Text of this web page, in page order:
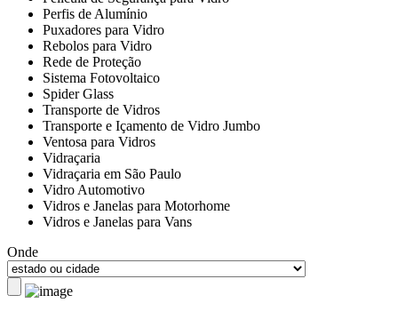
Perfis de Alumínio
Puxadores para Vidro
Rebolos para Vidro
Rede de Proteção
Sistema Fotovoltaico
Spider Glass
Transporte de Vidros
Transporte e Içamento de Vidro Jumbo
Ventosa para Vidros
Vidraçaria
Vidraçaria em São Paulo
Vidro Automotivo
Vidros e Janelas para Motorhome
Vidros e Janelas para Vans
Onde